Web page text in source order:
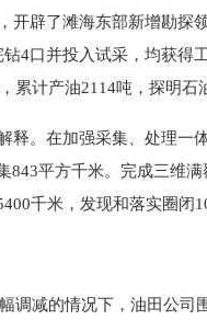
开辟了滩海东部新增勘探
4口并投入试采，均获
累计产油2114吨，探明石
。在加强采集、处理一
843平方千米。完成三维
千米，发现和落实圈闭
调减的情况下，油田公司